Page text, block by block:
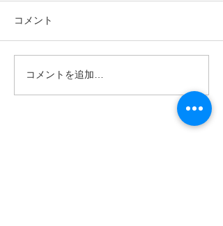
耳マーク ご存じです
か？
コメント
コメントを追加…